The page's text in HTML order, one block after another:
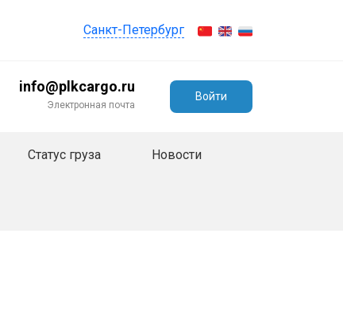
Санкт-Петербург
info@plkcargo.ru
Электронная почта
Войти
Статус груза Новости